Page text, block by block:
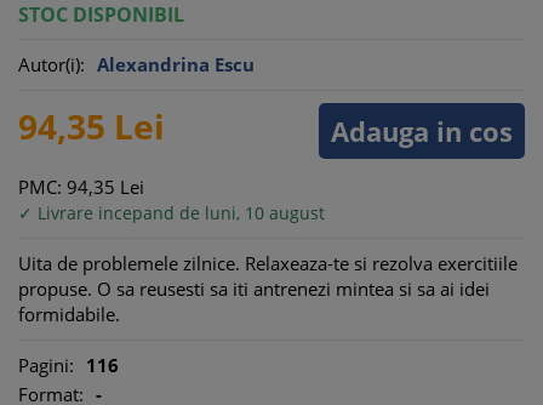
STOC DISPONIBIL
Autor(i): Alexandrina Escu
Adauga in cos
94,35 Lei
PMC: 94,35 Lei
✓ Livrare incepand de luni, 10 august
Uita de problemele zilnice. Relaxeaza-te si rezolva exercitiile
propuse. O sa reusesti sa iti antrenezi mintea si sa ai idei
formidabile.
Pagini: 116
Format: -